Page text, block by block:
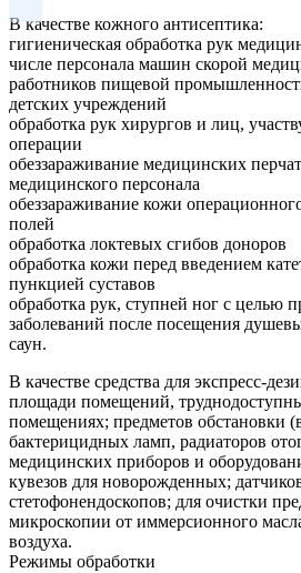
В качестве кожного антисептика:
гигиеническая обработка рук
числе персонала машин скорой
работников пищевой
детских учреждений
обработка рук хирургов и лиц,
операции
обеззараживание медицинских
медицинского персонала
обеззараживание кожи
полей
обработка локтевых сгибов доноров
обработка кожи перед введением
пункцией суставов
обработка рук, ступней ног с целью
заболеваний после посещения
саун.
В качестве средства для экспресс-
площади помещений,
помещениях; предметов обстановки
бактерицидных ламп, радиаторов
медицинских приборов и
кувезов для новорожденных;
стетофонендоскопов; для очистки
микроскопии от иммерсионного
воздуха.
Режимы обработки